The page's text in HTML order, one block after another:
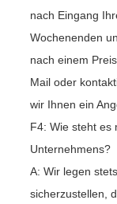
nach Eingang
Wochenenden
nach einem
Mail oder
wir Ihnen ein
F4: Wie steht es
Unternehmens?
A: Wir legen
sicherzustellen,